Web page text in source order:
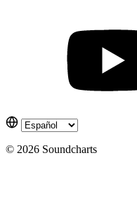
© 2026 Soundcharts